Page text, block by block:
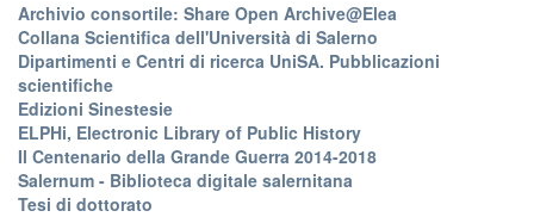
Archivio consortile: Share Open Archive@Elea
Collana Scientifica dell'Università di Salerno
Dipartimenti e Centri di ricerca UniSA. Pubblicazioni
scientifiche
Edizioni Sinestesie
ELPHi, Electronic Library of Public History
Il Centenario della Grande Guerra 2014-2018
Salernum - Biblioteca digitale salernitana
Tesi di dottorato